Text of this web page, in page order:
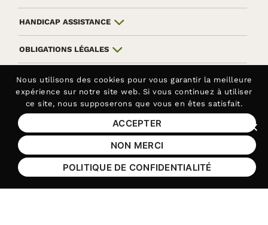
HANDICAP ASSISTANCE
OBLIGATIONS LÉGALES
ANNUAIRE
INTRANET
Aller sur le réseau social
Aller sur le réseau social
Aller sur le réseau
Aller sur le
Contactez-nous au
01 44 10 23 40
Siège de la Fédération APAJH
Nous utilisons des cookies pour vous garantir la meilleure
expérience sur notre site web. Si vous continuez à utiliser
ce site, nous supposerons que vous en êtes satisfait.
ACCEPTER
NON MERCI
POLITIQUE DE CONFIDENTIALITÉ